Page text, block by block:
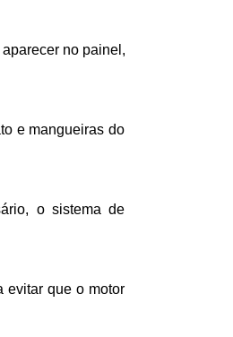
aparecer no painel,